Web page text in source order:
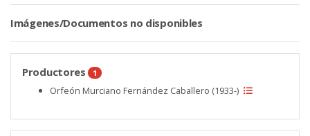
Imágenes/Documentos no disponibles
Productores 1
Orfeón Murciano Fernández Caballero (1933-)